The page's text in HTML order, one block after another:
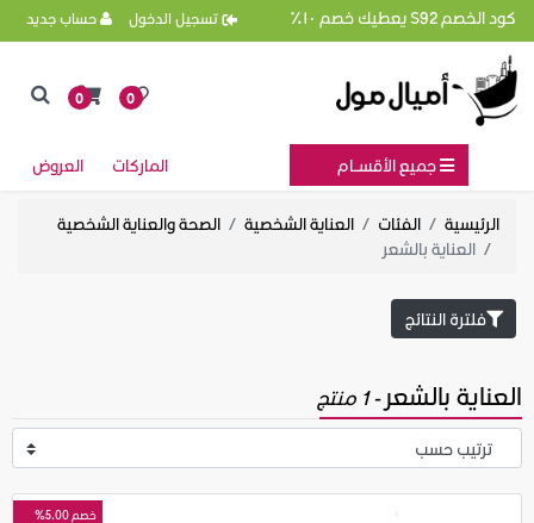
كود الخصم S92 يعطيك خصم ١٠٪ تسجيل الدخول حساب جديد
0
0
جميع الأقســام الماركات العروض
الرئيسية الفئات العناية الشخصية
الصحة والعناية الشخصية
العناية بالشعر
فلترة النتائج
العناية بالشعر- 1 منتج
خصم 5.00%